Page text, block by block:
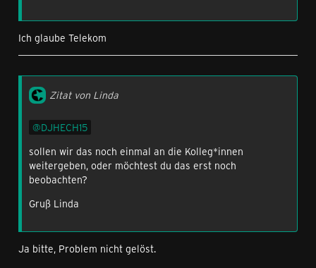
Ich glaube Telekom
Zitat von Linda
DJHECH15
sollen wir das noch einmal an die Kolleg*innen
weitergeben, oder möchtest du das erst noch
beobachten?
Gruß Linda
Ja bitte, Problem nicht gelöst.